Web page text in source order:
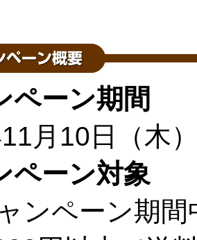
ペーン期間
月10日（木
ペーン対象
ャンペーン期